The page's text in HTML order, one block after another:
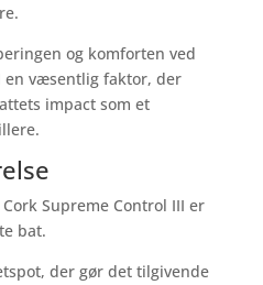
og komforten ved
en væsentlig faktor, der
impact som et
Supreme Control III er
bat.
der gør det tilgivende